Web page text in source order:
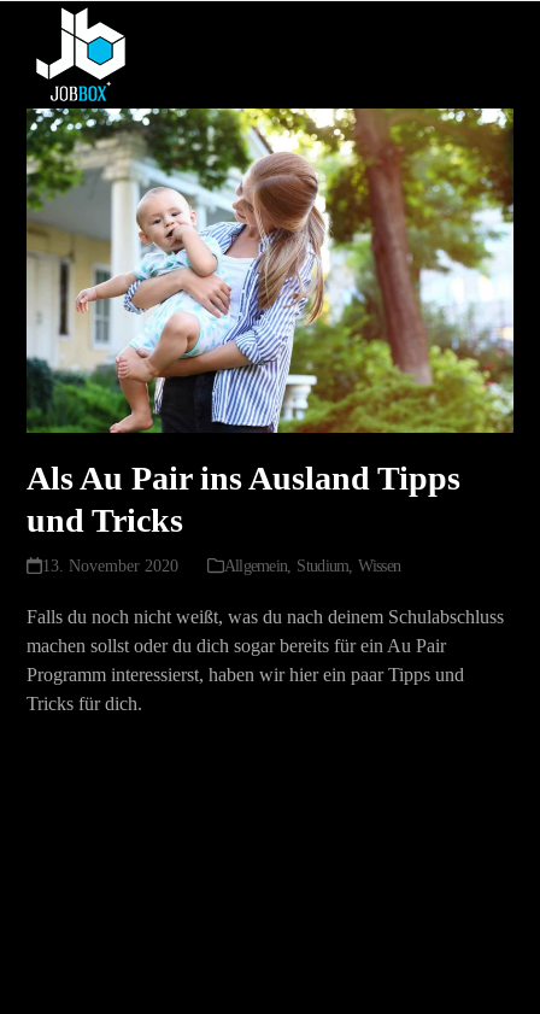
content
Open
mobile
menu
Close
mobile
menu
Als Au Pair ins Ausland Tipps
und Tricks
13. November 2020 Allgemein Studium ,Wissen
Falls du noch nicht weißt, was du nach deinem Schulabschluss
machen sollst oder du dich sogar bereits für ein Au Pair
Programm interessierst, haben wir hier ein paar Tipps und
Tricks für dich.